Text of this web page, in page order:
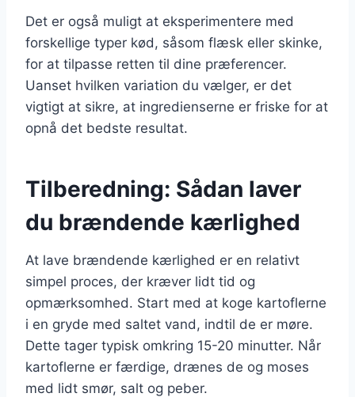
Det er også muligt at eksperimentere med
forskellige typer kød, såsom flæsk eller skinke,
for at tilpasse retten til dine præferencer.
Uanset hvilken variation du vælger, er det
vigtigt at sikre, at ingredienserne er friske for at
opnå det bedste resultat.
Tilberedning: Sådan laver
du brændende kærlighed
At lave brændende kærlighed er en relativt
simpel proces, der kræver lidt tid og
opmærksomhed. Start med at koge kartoflerne
i en gryde med saltet vand, indtil de er møre.
Dette tager typisk omkring 15-20 minutter. Når
kartoflerne er færdige, drænes de og moses
med lidt smør, salt og peber.